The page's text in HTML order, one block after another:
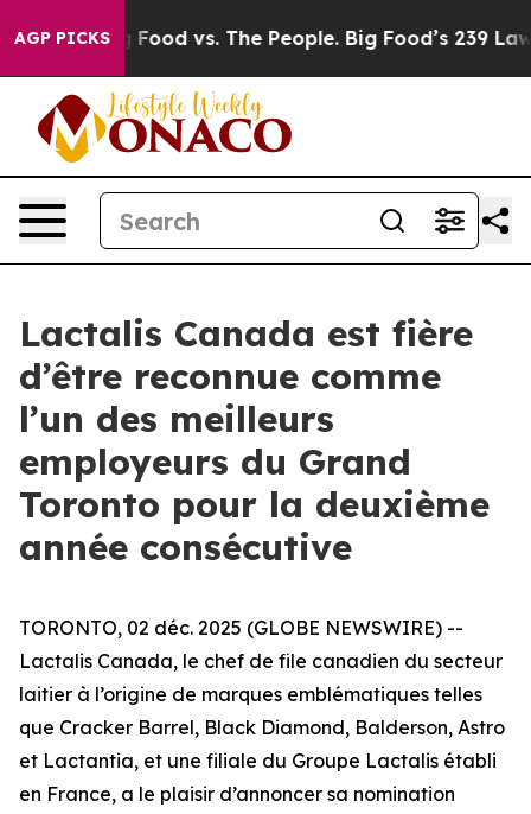
AGP PICKSBig Food vs. The People. Big Food’s 239
Lactalis Canada est fière
d’être reconnue comme
l’un des meilleurs
employeurs du Grand
Toronto pour la deuxième
année consécutive
TORONTO, 02 déc. 2025 (GLOBE NEWSWIRE) --
Lactalis Canada, le chef de file canadien du secteur
laitier à l’origine de marques emblématiques telles
que Cracker Barrel, Black Diamond, Balderson, Astro
et Lactantia, et une filiale du Groupe Lactalis établi
en France, a le plaisir d’annoncer sa nomination